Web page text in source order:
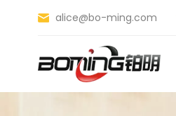
alice@bo-ming.com